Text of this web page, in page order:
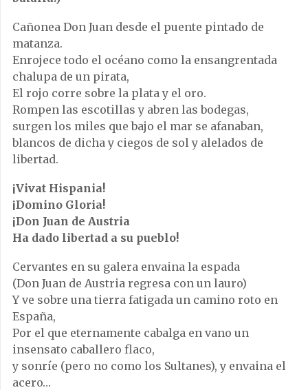
Cañonea Don Juan desde el puente pintado de
matanza.
Enrojece todo el océano como la ensangrentada
chalupa de un pirata,
El rojo corre sobre la plata y el oro.
Rompen las escotillas y abren las bodegas,
surgen los miles que bajo el mar se afanaban,
blancos de dicha y ciegos de sol y alelados de
libertad.
¡Vivat Hispania!
¡Domino Gloria!
¡Don Juan de Austria
Ha dado libertad a su pueblo!
Cervantes en su galera envaina la espada
(Don Juan de Austria regresa con un lauro)
Y ve sobre una tierra fatigada un camino roto en
España,
Por el que eternamente cabalga en vano un
insensato caballero flaco,
y sonríe (pero no como los Sultanes), y envaina el
acero…